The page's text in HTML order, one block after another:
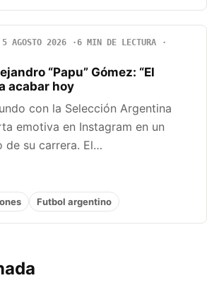
5 AGOSTO 2026
6 MIN DE LECTURA
“Papu” Gómez: “El
acabar hoy
con la Selección Argentina
emotiva en Instagram en un
de su carrera. El…
Futbol argentino